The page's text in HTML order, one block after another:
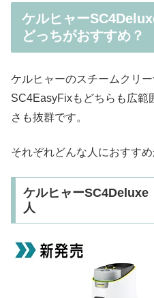
ケルヒャー
どっちがおすすめ？
ケルヒャーのスチームクリ
SC4EasyFixもどちらも広範
さも抜群です。
それぞれどんな人におすすめ
ケルヒャーSC4Deluxe
人